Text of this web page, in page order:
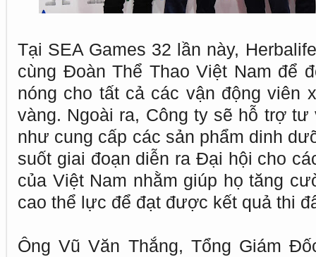
Tại SEA Games 32 lần này,
cùng Đoàn Thể Thao Việt Nam để
nóng cho tất cả các vận động viên
vàng. Ngoài ra, Công ty sẽ hỗ trợ
như cung cấp các sản phẩm dinh
suốt giai đoạn diễn ra Đại hội cho
của Việt Nam nhằm giúp họ tăng
cao thể lực để đạt được kết quả thi
Ông Vũ Văn Thắng, Tổng Giám